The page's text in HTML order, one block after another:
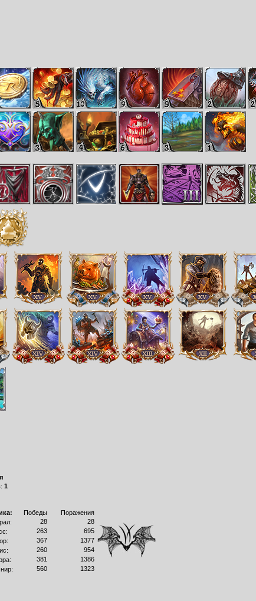
1
Победы
Поражения
28
28
263
695
367
1377
260
954
381
1386
560 1323